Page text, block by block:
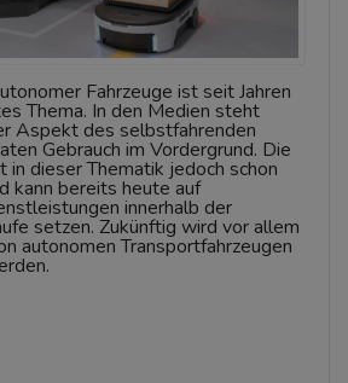
Fahrzeuge ist seit Jahren
Thema. In den Medien steht
Aspekt des selbstfahrenden
Gebrauch im Vordergrund. Die
in dieser Thematik jedoch schon
kann bereits heute auf
innerhalb der
setzen. Zukünftig wird vor allem
autonomen Transportfahrzeugen